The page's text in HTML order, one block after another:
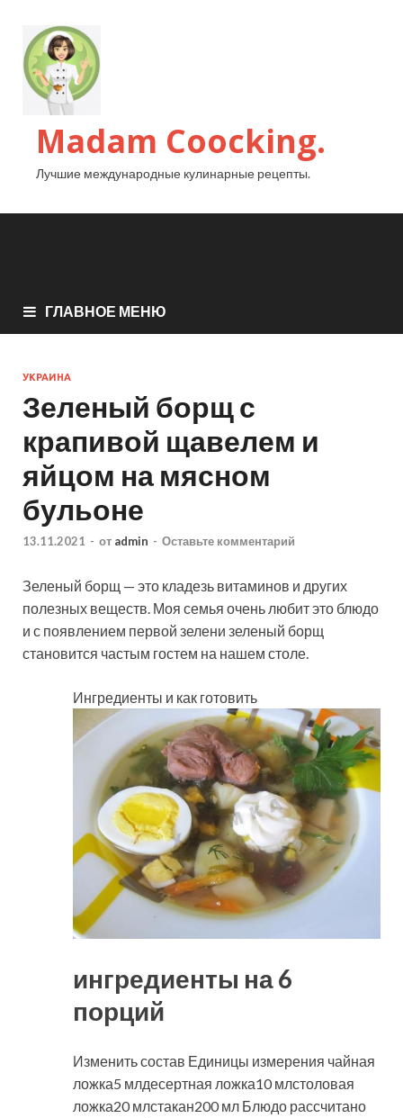
Madam Coocking.
Лучшие международные кулинарные рецепты.
ГЛАВНОЕ МЕНЮ
УКРАИНА
Зеленый борщ с
крапивой щавелем и
яйцом на мясном
бульоне
13.11.2021 - от admin - Оставьте комментарий
Зеленый борщ — это кладезь витаминов и других
полезных веществ. Моя семья очень любит это блюдо
и с появлением первой зелени зеленый борщ
становится частым гостем на нашем столе.
Ингредиенты и как готовить
ингредиенты на 6
порций
Изменить состав Единицы измерения чайная
ложка5 млдесертная ложка10 млстоловая
ложка20 млстакан200 мл Блюдо рассчитано